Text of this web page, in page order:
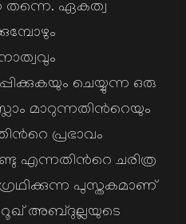
ഏകത്വ
ചെയ്യുന്ന ഒരു
മാറുന്നതിന്‍റെയും
പ്രഭാവം
എന്നതിന്‍റെ ചരിത്ര
പുസ്തകമാണ്
അബ്ദുല്ലയുടെ